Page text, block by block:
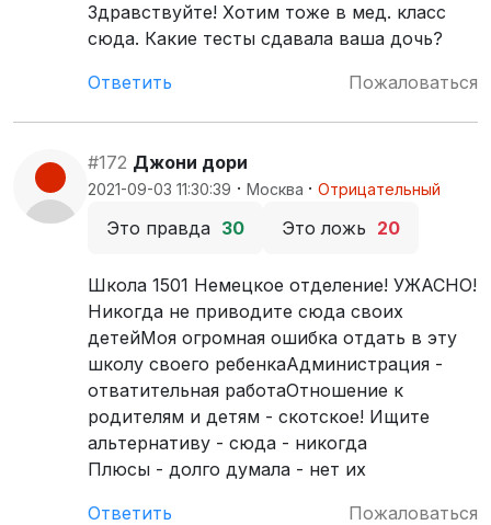
Здравствуйте! Хотим тоже в мед. класс
сюда. Какие тесты сдавала ваша дочь?
Ответить
Пожаловаться
#172 Джони дори
2021-09-03 11:30:39 · Москва · Отрицательный
Это правда 30 Это ложь 20
Школа 1501 Немецкое отделение! УЖАСНО!
Никогда не приводите сюда своих
детейМоя огромная ошибка отдать в эту
школу своего ребенкаАдминистрация -
отватительная работаОтношение к
родителям и детям - скотское! Ищите
альтернативу - сюда - никогда
Плюсы - долго думала - нет их
Ответить
Пожаловаться